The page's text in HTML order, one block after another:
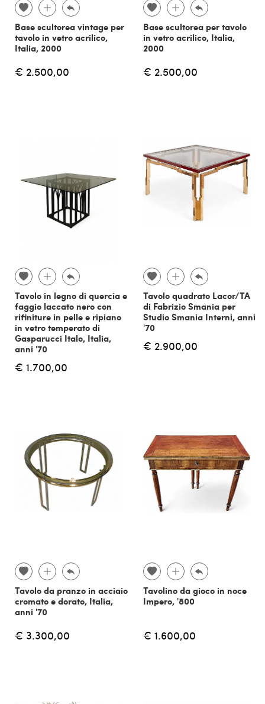
Base scultorea vintage per
tavolo in vetro acrilico,
Italia, 2000
€ 2.500,00
Base scultorea per tavolo
in vetro acrilico, Italia,
2000
€ 2.500,00
Tavolo in legno di quercia e
faggio laccato nero con
rifiniture in pelle e ripiano
in vetro temperato di
Gasparucci Italo, Italia,
anni '70
€ 1.700,00
Tavolo quadrato Lacor/TA
di Fabrizio Smania per
Studio Smania Interni, anni
'70
€ 2.900,00
Tavolo da pranzo in acciaio
cromato e dorato, Italia,
anni '70
€ 3.300,00
Tavolino da gioco in noce
Impero, '800
€ 1.600,00